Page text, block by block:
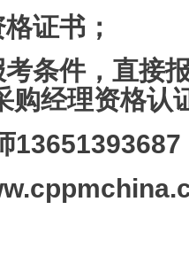
证书；
条件，直接
购经理资格认
13651393687